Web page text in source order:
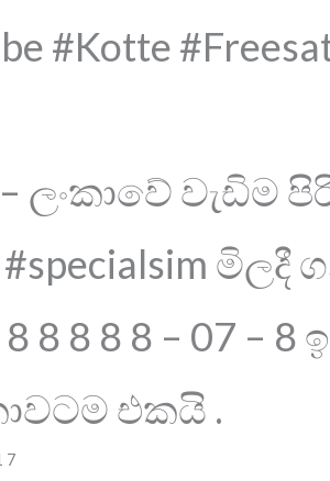
#Kotte
– ලංකාවේ වැඩිම
#specialsim
8 8 8 8 – 07 –
එකයි .
7